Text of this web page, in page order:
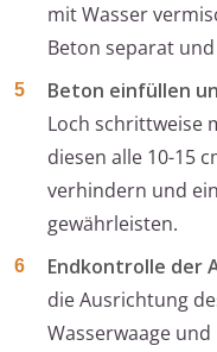
mit Wasser
Beton separat
Beton einfüllen
Loch schrittweise
diesen alle 10-15
verhindern und
gewährleisten.
Endkontrolle der
die Ausrichtung
Wasserwaage